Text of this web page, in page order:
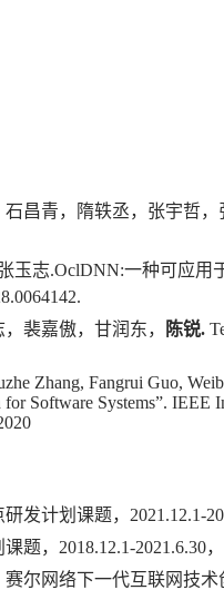
昌青，隋轶丞，张宇哲，
玉志.OclDNN:一种可应用
裴嘉傲，甘润东，
陈锐.
Zhang, Fangrui Guo,
Software Systems”. IEEE
发计划课题，2021.12.1-
题，2018.12.1-2021.6.30
尔网络下一代互联网技术